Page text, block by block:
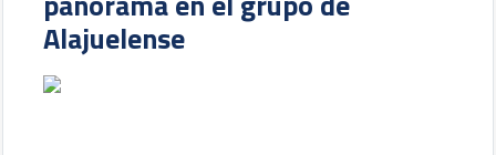
Alajuelense